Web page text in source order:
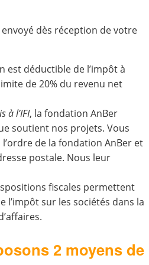
dès réception de votre
est déductible de l’impôt à
de 20% du revenu net
à l’IFI, la fondation AnBer
soutient nos projets. Vous
de la fondation AnBer et
postale. Nous leur
fiscales permettent
l’impôt sur les sociétés dans la
2 moyens de